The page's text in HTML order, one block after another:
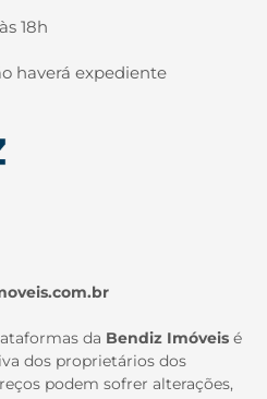
18h
haverá expediente
da Bendiz Imóveis é
dos proprietários dos
podem sofrer alterações,